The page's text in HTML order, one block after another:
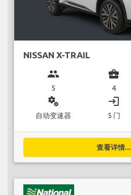
NISSAN X-TRAIL
group
5
business_center
4
miscellaneous_services
自动变速器
login
5 门
查看详情...